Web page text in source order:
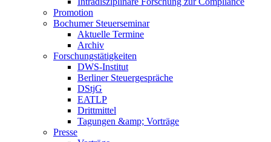
Promotion
Bochumer Steuerseminar
Aktuelle Termine
Archiv
Forschungstätigkeiten
DWS-Institut
Berliner Steuergespräche
DStjG
EATLP
Drittmittel
Tagungen &amp; Vorträge
Presse